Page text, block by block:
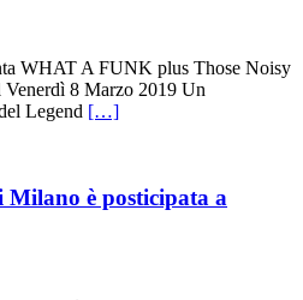
WHAT A FUNK plus Those Noisy
8 Marzo 2019 Un
Legend […]
è posticipata a